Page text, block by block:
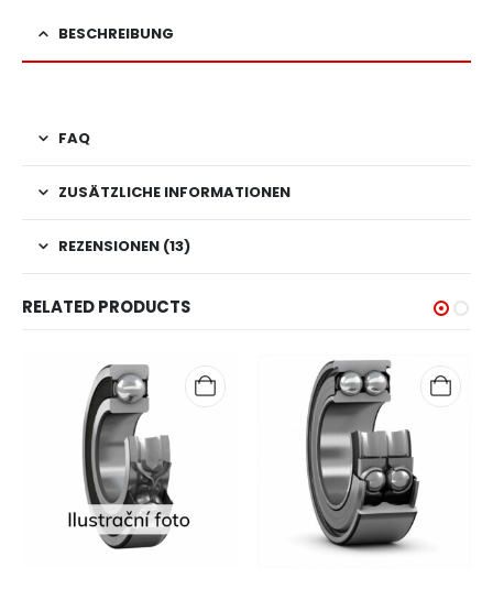
BESCHREIBUNG
FAQ
ZUSÄTZLICHE INFORMATIONEN
REZENSIONEN (13)
RELATED PRODUCTS